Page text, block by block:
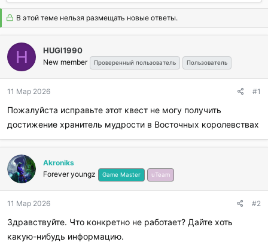
т
о
р
т
м
ы
т
а
н
а
ч
а
а
В этой теме нельзя размещать новые ответы.
H HUGI1990
New member Проверенный пользователь Пользователь
11 Мар 2026 #1
Пожалуйста исправьте этот квест не могу получить
достижение хранитель мудрости в Восточных королевствах
Akroniks
Forever youngz
Game Master uTeam
11 Мар 2026 #2
Здравствуйте. Что конкретно не работает? Дайте хоть
какую-нибудь информацию.